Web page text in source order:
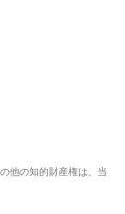
他の知的財産権は、当